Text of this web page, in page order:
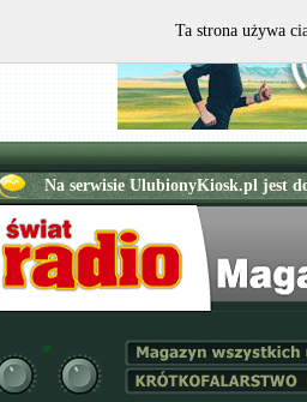
Ta strona używa